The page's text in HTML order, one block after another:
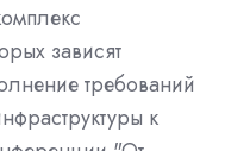
зависят
требований
к